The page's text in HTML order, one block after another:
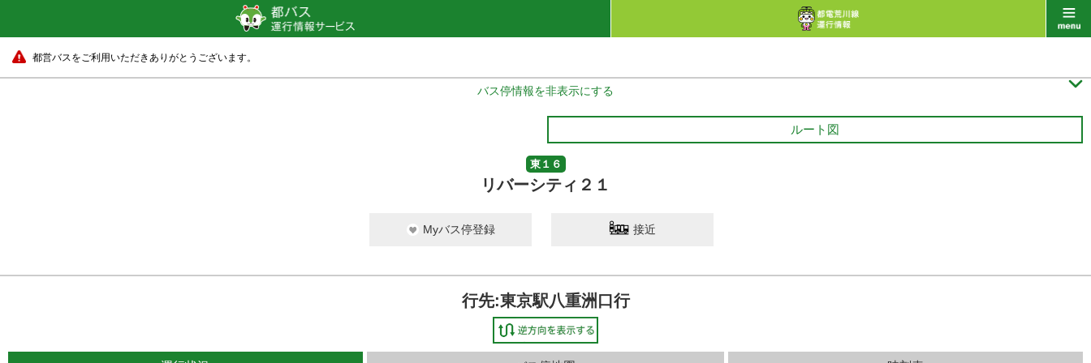
都営バスをご利用いただきありがとうございます。
バス停情報を非表示にする 
ルート図
東１６
リバーシティ２１
Myバス停登録 接近
行先:東京駅八重洲口行